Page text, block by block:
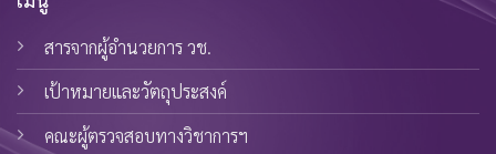
สารจากผู้อำนวยการ วช.
เป้าหมายและวัตถุประสงค์
คณะผู้ตรวจสอบทางวิชาการฯ